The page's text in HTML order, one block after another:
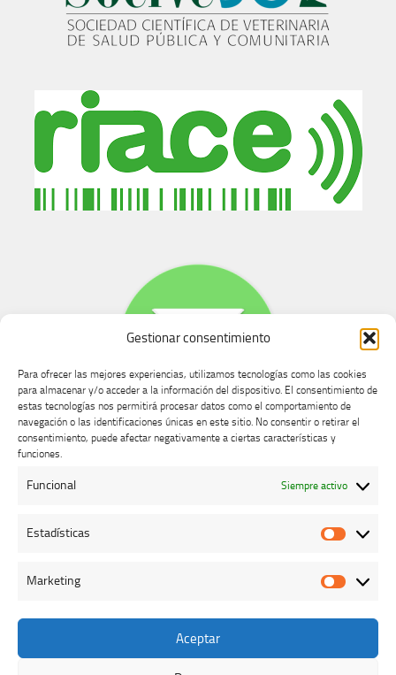
Gestionar consentimiento
Para ofrecer las mejores experiencias, utilizamos tecnologías como las cookies
para almacenar y/o acceder a la información del dispositivo. El consentimiento de
estas tecnologías nos permitirá procesar datos como el comportamiento de
navegación o las identificaciones únicas en este sitio. No consentir o retirar el
consentimiento, puede afectar negativamente a ciertas características y
funciones.
Funcional Siempre activo
Estadísticas
Marketing
Aceptar
Buzón de dudas, quejas y sugerencias
Colegio Oficial de Veterinarios de Cáceres © 2026. Todos los